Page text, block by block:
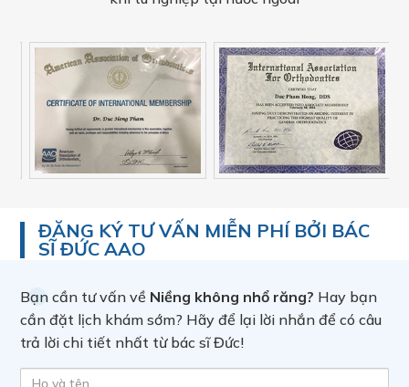
ĐĂNG KÝ TƯ VẤN MIỄN PHÍ BỞI BÁC
SĨ ĐỨC AAO
Bạn cần tư vấn về Niềng không nhổ răng? Hay bạn
cần đặt lịch khám sớm? Hãy để lại lời nhắn để có câu
trả lời chi tiết nhất từ bác sĩ Đức!